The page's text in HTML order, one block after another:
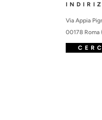
Via Appia
00178 Roma